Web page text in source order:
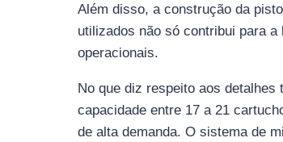
Além disso, a construção da
utilizados não só contribui para
operacionais.
No que diz respeito aos detalhes
capacidade entre 17 a 21
de alta demanda. O sistema de